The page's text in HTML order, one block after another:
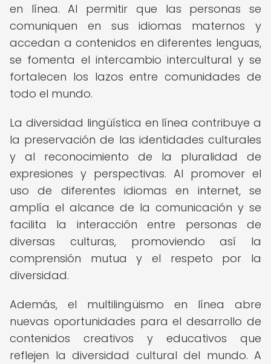
en línea. Al permitir que las personas se
comuniquen en sus idiomas maternos y
accedan a contenidos en diferentes lenguas,
se fomenta el intercambio intercultural y se
fortalecen los lazos entre comunidades de
todo el mundo.
La diversidad lingüística en línea contribuye a
la preservación de las identidades culturales
y al reconocimiento de la pluralidad de
expresiones y perspectivas. Al promover el
uso de diferentes idiomas en internet, se
amplía el alcance de la comunicación y se
facilita la interacción entre personas de
diversas culturas, promoviendo así la
comprensión mutua y el respeto por la
diversidad.
Además, el multilingüismo en línea abre
nuevas oportunidades para el desarrollo de
contenidos creativos y educativos que
reflejen la diversidad cultural del mundo. A